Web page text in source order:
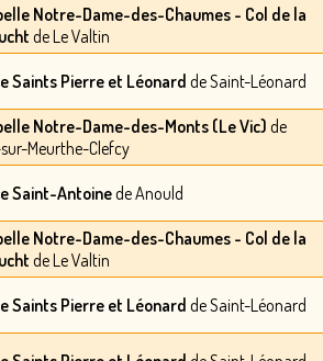
Notre-Dame-des-Chaumes - Col de la
de Le Valtin
Saints Pierre et Léonard de Saint-Léonard
Notre-Dame-des-Monts (Le Vic) de
Meurthe-Clefcy
Saint-Antoinede Anould
Notre-Dame-des-Chaumes - Col de la
de Le Valtin
Saints Pierre et Léonard de Saint-Léonard